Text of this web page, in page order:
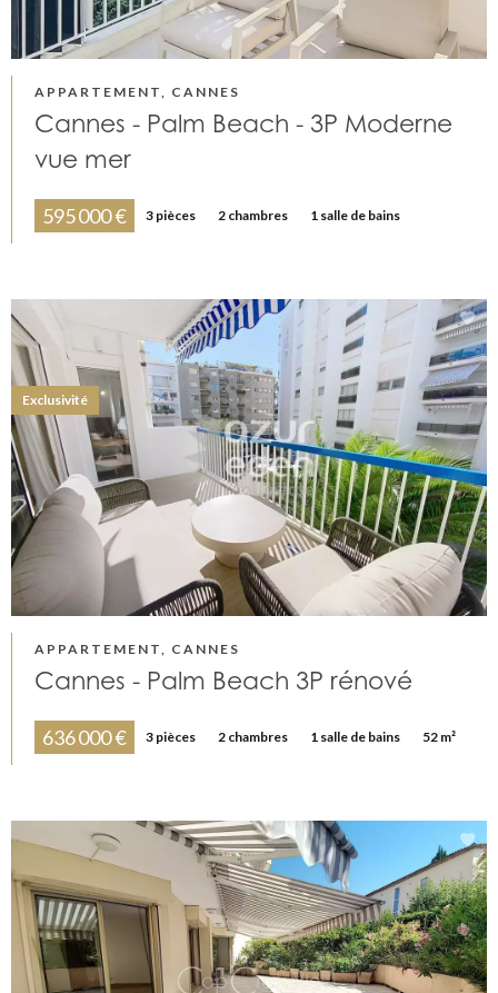
APPARTEMENT, CANNES
Cannes - Palm Beach - 3P Moderne
vue mer
595 000 € 3 pièces 2 chambres 1 salle de bains
APPARTEMENT, CANNES
Cannes - Palm Beach 3P rénové
636 000 € 3 pièces 2 chambres 1 salle de bains 52 m²
Exclusivité